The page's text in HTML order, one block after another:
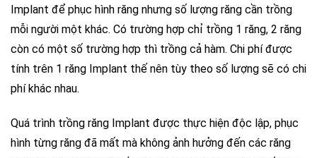
Implant để phục hình răng nhưng số lượng răng cần trồng
mỗi người một khác. Có trường hợp chỉ trồng 1 răng, 2 răng
còn có một số trường hợp thì trồng cả hàm. Chi phí được
tính trên 1 răng Implant thế nên tùy theo số lượng sẽ có chi
phí khác nhau.
Quá trình trồng răng Implant được thực hiện độc lập, phục
hình từng răng đã mất mà không ảnh hưởng đến các răng